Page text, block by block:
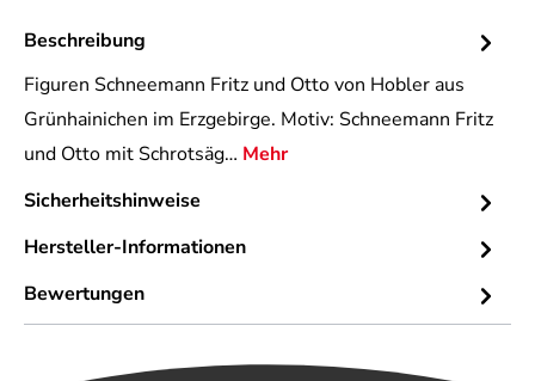
Beschreibung
Figuren Schneemann Fritz und Otto von Hobler aus
Grünhainichen im Erzgebirge. Motiv: Schneemann Fritz
und Otto mit Schrotsäg… Mehr
Sicherheitshinweise
Hersteller-Informationen
Bewertungen